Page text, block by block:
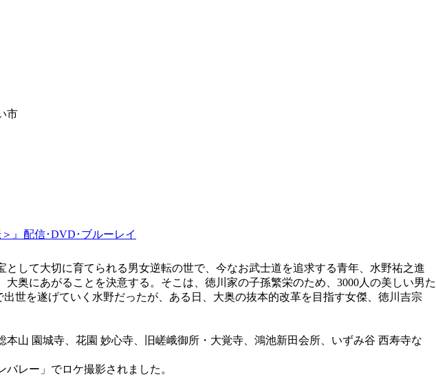
市
』配信･DVD･ブルーレイ
して大切に育てられる男女逆転の世で、今なお武士道を追求する青年、水野祐之進
奥にあがることを決意する。そこは、徳川家の子孫繁栄のため、3000人の美しい男た
世を遂げていく水野だったが、ある日、大奥の抜本的改革を目指す女傑、徳川吉宗
山 園城寺、花園 妙心寺、旧嵯峨御所・大覚寺、鴻池新田会所、いずみ谷 西寿寺な
レー」でロケ撮影されました。